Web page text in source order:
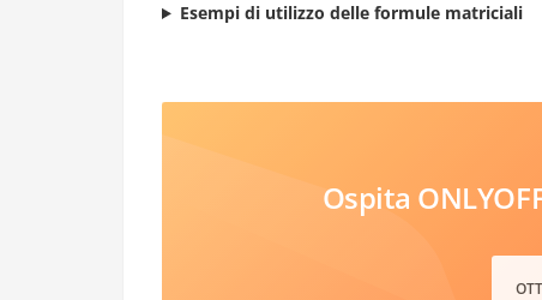
Esempi di utilizzo delle formule matriciali
Ospita